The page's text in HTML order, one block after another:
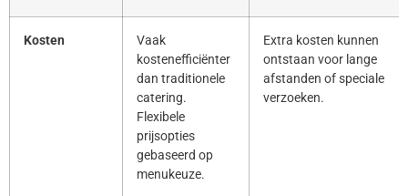
Kosten
Vaak
kostenefficiënter
dan traditionele
catering.
Flexibele
prijsopties
gebaseerd op
menukeuze.
Extra kosten kunnen
ontstaan voor lange
afstanden of speciale
verzoeken.